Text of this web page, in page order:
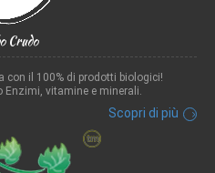
Crudo
con il 100% di prodotti biologici!
vitamine e minerali.
Scopri di più